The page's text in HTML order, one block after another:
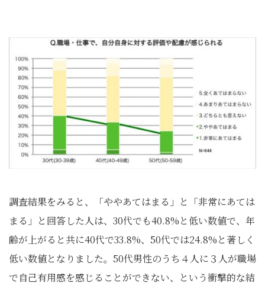
調査結果をみると、「ややあてはまる」と「非常にあては
まる」と回答した人は、30代でも40.8%と低い数値で、年
齢が上がると共に40代で33.8%、50代では24.8%と著しく
低い数値となりました。50代男性のうち４人に３人が職場
で自己有用感を感じることができない、という衝撃的な結